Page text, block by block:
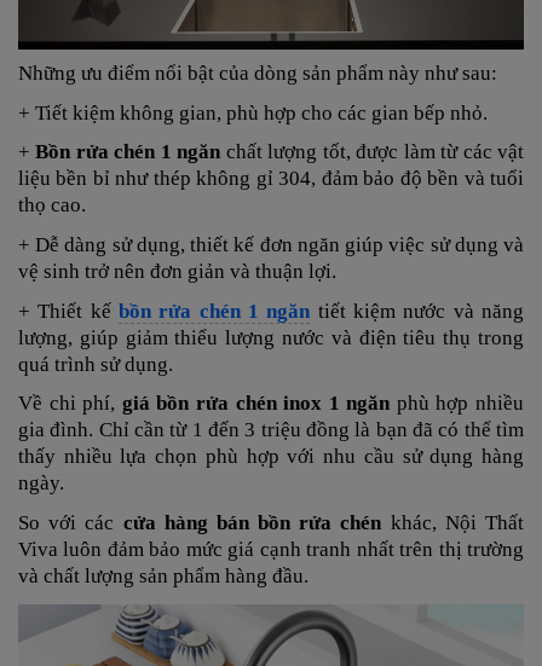
Những ưu điểm nổi bật của dòng sản phẩm này như sau:
+ Tiết kiệm không gian, phù hợp cho các gian bếp nhỏ.
+Bồn rửa chén 1 ngăn chất lượng tốt, được làm từ các vật
liệu bền bỉ như thép không gỉ 304, đảm bảo độ bền và tuổi
thọ cao.
+ Dễ dàng sử dụng, thiết kế đơn ngăn giúp việc sử dụng và
vệ sinh trở nên đơn giản và thuận lợi.
+ Thiết kế bồn rửa chén 1 ngăn tiết kiệm nước và năng
lượng, giúp giảm thiểu lượng nước và điện tiêu thụ trong
quá trình sử dụng.
Về chi phí, giá bồn rửa chén inox 1 ngăn phù hợp nhiều
gia đình. Chỉ cần từ 1 đến 3 triệu đồng là bạn đã có thể tìm
thấy nhiều lựa chọn phù hợp với nhu cầu sử dụng hàng
ngày.
So với các cửa hàng bán bồn rửa chén khác, Nội Thất
Viva luôn đảm bảo mức giá cạnh tranh nhất trên thị trường
và chất lượng sản phẩm hàng đầu.